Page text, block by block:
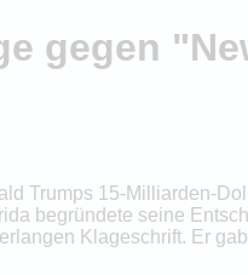
gegen
Trumps 15-Milliarden-
begründete seine
Klageschrift. Er